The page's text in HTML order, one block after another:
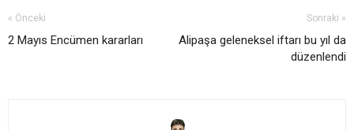
« Önceki
2 Mayıs Encümen kararları
Sonraki »
Alipaşa geleneksel iftarı bu yıl da
düzenlendi